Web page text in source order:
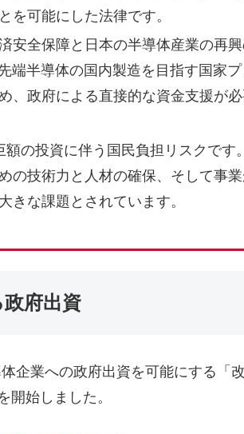
を可能にした法律です。
安全保障と日本の半導体産業の再
端半導体の国内製造を目指す国家
、政府による直接的な資金支援が
の投資に伴う国民負担リスクです
の技術力と人材の確保、そして事
きな課題とされています。
府出資
企業への政府出資を可能にする「
開始しました。